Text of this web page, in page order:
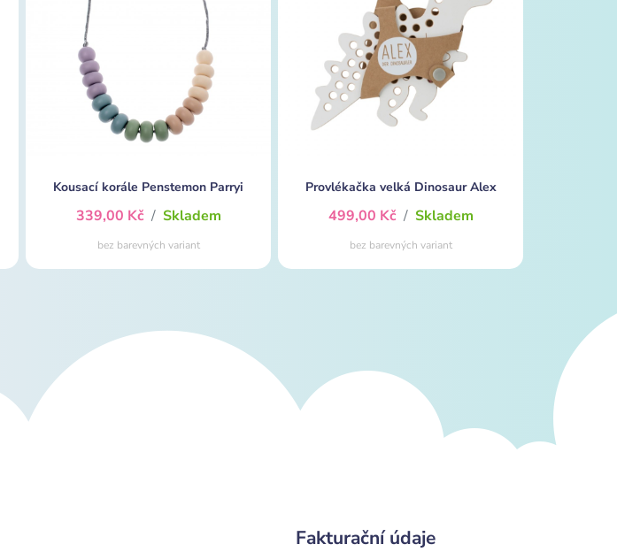
Kousací korále Penstemon Parryi
339,00 Kč / Skladem
bez barevných variant
Provlékačka velká Dinosaur Alex
499,00 Kč / Skladem
bez barevných variant
Fakturační údaje